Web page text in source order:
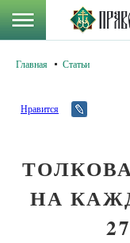
Главная Статьи
Нравится
НА